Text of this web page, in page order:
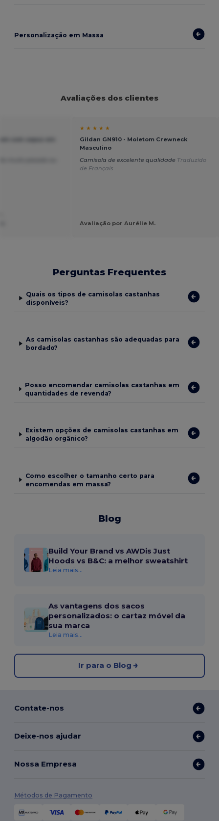
Personalização em Massa
Avaliações dos clientes
★ ★ ★ ★ ★
Gildan GN910 - Moletom Crewneck
Masculino
Camisola de excelente qualidade Traduzido
de Français
Avaliação por Aurélie M.
Perguntas Frequentes
Quais os tipos de camisolas castanhas
disponíveis?
As camisolas castanhas são adequadas para
bordado?
Posso encomendar camisolas castanhas em
quantidades de revenda?
Existem opções de camisolas castanhas em
algodão orgânico?
Como escolher o tamanho certo para
encomendas em massa?
Blog
Build Your Brand vs AWDis Just
Hoods vs B&C: a melhor sweatshirt
Leia mais...
As vantagens dos sacos
personalizados: o cartaz móvel da
sua marca
Leia mais...
Ir para o Blog
Contate-nos
Deixe-nos ajudar
Nossa Empresa
Métodos de Pagamento